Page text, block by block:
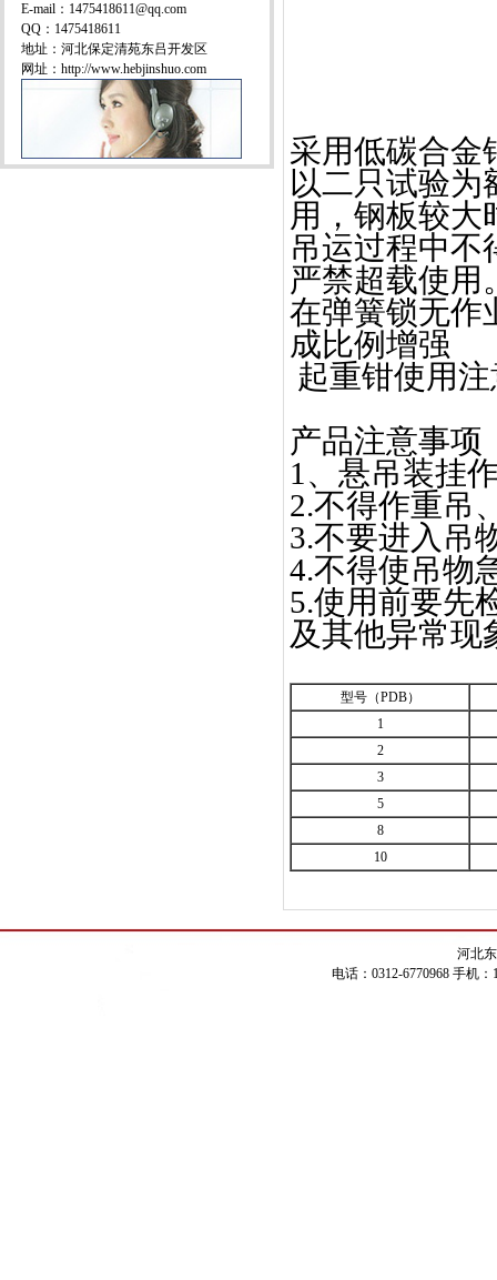
E-mail：1475418611@qq.com
QQ：1475418611
地址：河北保定清苑东吕开发区
网址：http://www.hebjinshuo.com
采用低碳合金
以二只试验
用，钢板较大
吊运过程中不
严禁超载使用
在弹簧锁无作
成比例增强
起重钳使用
产品注意事项
1、悬吊装挂
2.不得作重吊
3.不要进入吊
4.不得使吊物
5.使用前要先
及其他异常现
型号（PDB）
1
2
3
5
8
10
河北
电话：0312-6770968 手机